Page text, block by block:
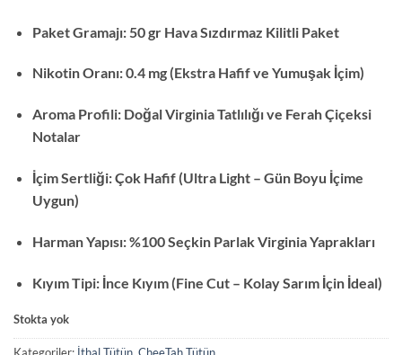
Paket Gramajı: 50 gr Hava Sızdırmaz Kilitli Paket
Nikotin Oranı: 0.4 mg (Ekstra Hafif ve Yumuşak İçim)
Aroma Profili: Doğal Virginia Tatlılığı ve Ferah Çiçeksi
Notalar
İçim Sertliği: Çok Hafif (Ultra Light – Gün Boyu İçime
Uygun)
Harman Yapısı: %100 Seçkin Parlak Virginia Yaprakları
Kıyım Tipi: İnce Kıyım (Fine Cut – Kolay Sarım İçin İdeal)
Stokta yok